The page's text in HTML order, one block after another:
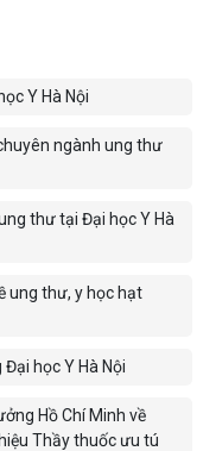
Y Hà Nội
ngành ung thư
thư tại Đại học Y Hà
ung thư, y học hạt
học Y Hà Nội
Hồ Chí Minh về
Thầy thuốc ưu tú